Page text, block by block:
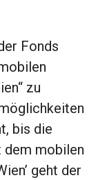
Fonds
zu
bis die
dem mobilen
geht der